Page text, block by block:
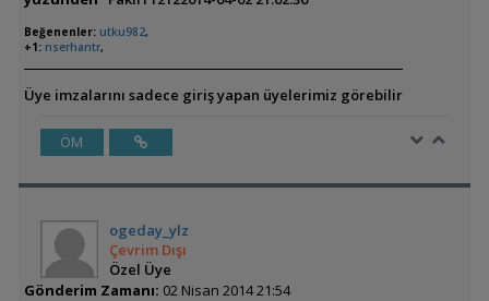
Beğenenler: utku982,
+1: nserhantr,
Üye imzalarını sadece giriş yapan üyelerimiz görebilir
ÖM
ogeday_ylz
Çevrim Dışı
Özel Üye
Gönderim Zamanı: 02 Nisan 2014 21:54